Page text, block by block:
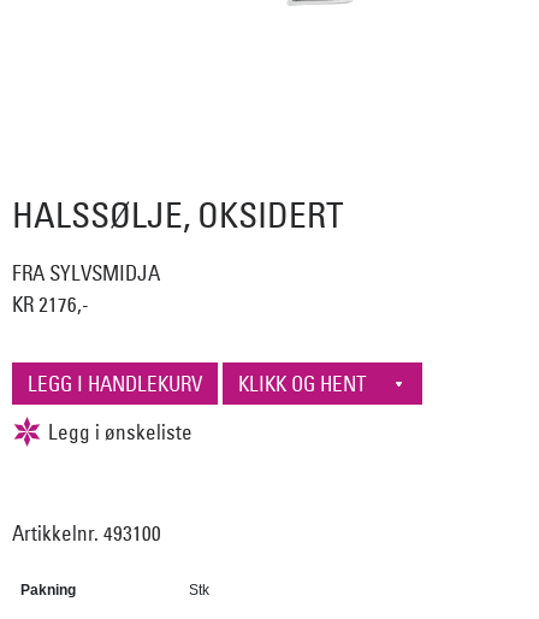
HALSSØLJE, OKSIDERT
FRA SYLVSMIDJA
KR 2176,-
Artikkelnr. 493100
Pakning Stk